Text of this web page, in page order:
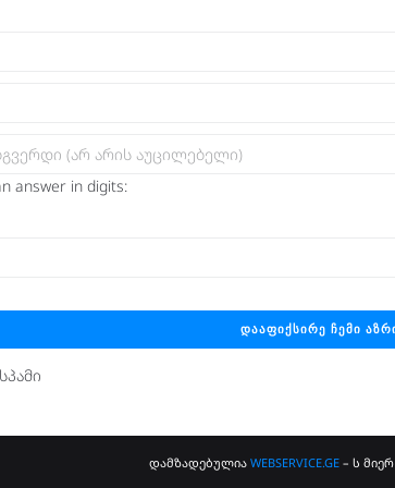
answer in digits:
დამზადებულია WEBSERVICE.GE – ს მიერ